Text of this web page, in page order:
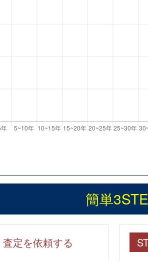
簡単
査定を依頼する